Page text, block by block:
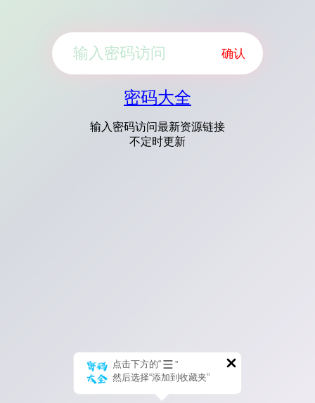
确认
密码大全
输入密码访问最新资源链接
不定时更新
点击下方的“
”
然后选择“添加到收藏夹”